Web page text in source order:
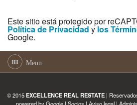
Este sitio está protegido por
Política de Privacidad ylos
Google.
Menu
© 2015EXCELLENCE REAL RESTATE|